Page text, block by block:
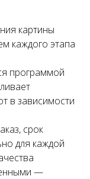
картины
каждого этапа
программой
в зависимости
срок
для каждой
—